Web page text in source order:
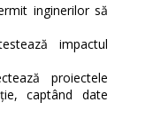
inginerilor să
impactul
proiectele
captând date